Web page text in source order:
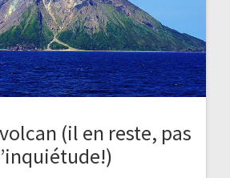
(il en reste, pas